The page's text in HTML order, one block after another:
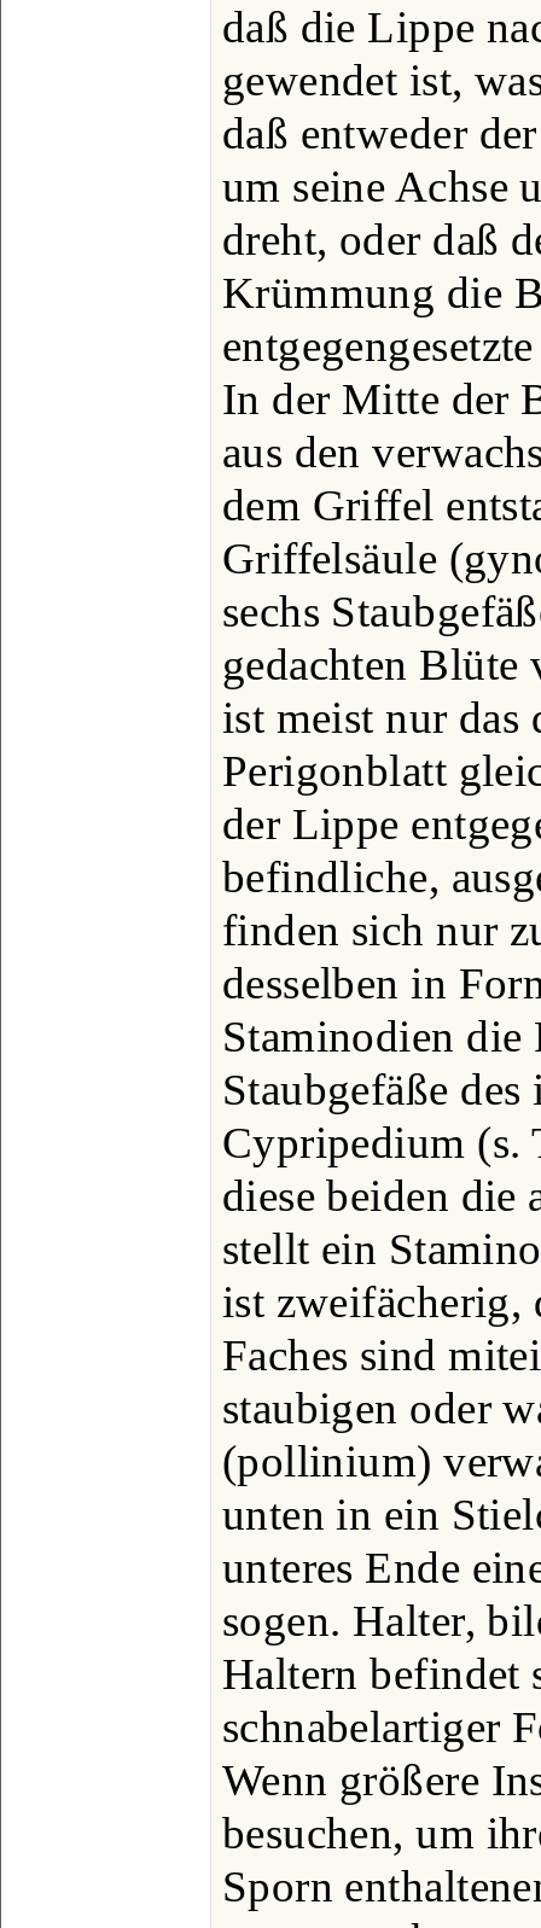
daß die Lippe
gewendet ist,
daß entweder
um seine Achse
dreht, oder daß
Krümmung die
In der Mitte der
aus den
dem Griffel
Griffelsäule
sechs
gedachten Blüte
ist meist nur das
Perigonblatt
der Lippe
befindliche,
finden sich nur
desselben in
Staminodien die
Staubgefäße
Cypripedium (s.
diese beiden die
stellt ein
ist zweifächerig,
Faches sind
staubigen oder
(pollinium)
unten in ein
unteres Ende
sogen. Halter,
Haltern befindet
schnabelartiger
Wenn größere
besuchen, um
Sporn